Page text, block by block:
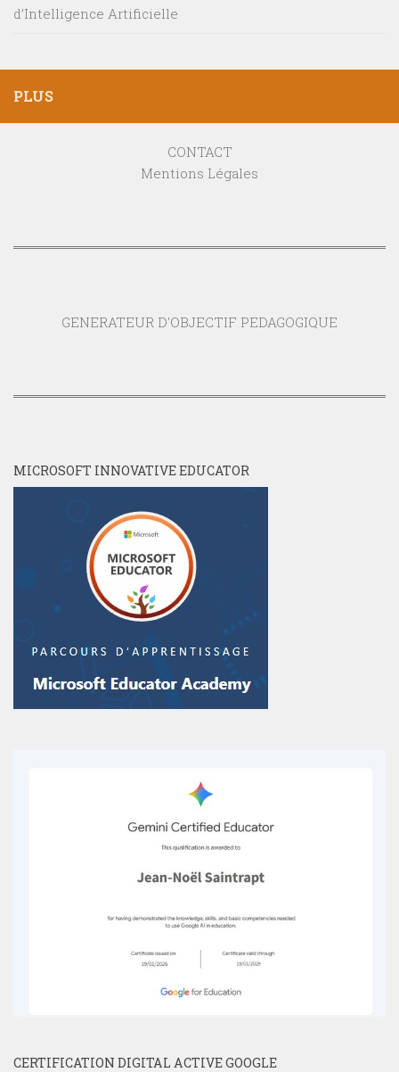
d’Intelligence Artificielle
PLUS
CONTACT
Mentions Légales
GENERATEUR D'OBJECTIF PEDAGOGIQUE
MICROSOFT INNOVATIVE EDUCATOR
CERTIFICATION DIGITAL ACTIVE GOOGLE